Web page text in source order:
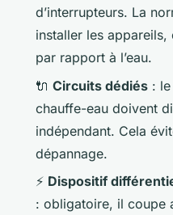
d’interrupteurs. La
installer les
par rapport à l’eau.
🔌 Circuits dédiés :
chauffe-eau doivent
indépendant. Cela
dépannage.
⚡ Dispositif
: obligatoire, il coupe